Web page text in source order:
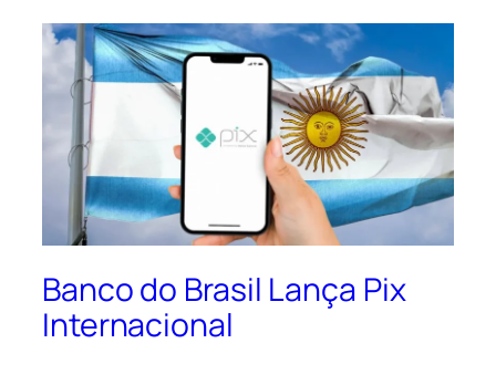
Banco do Brasil Lança Pix
Internacional